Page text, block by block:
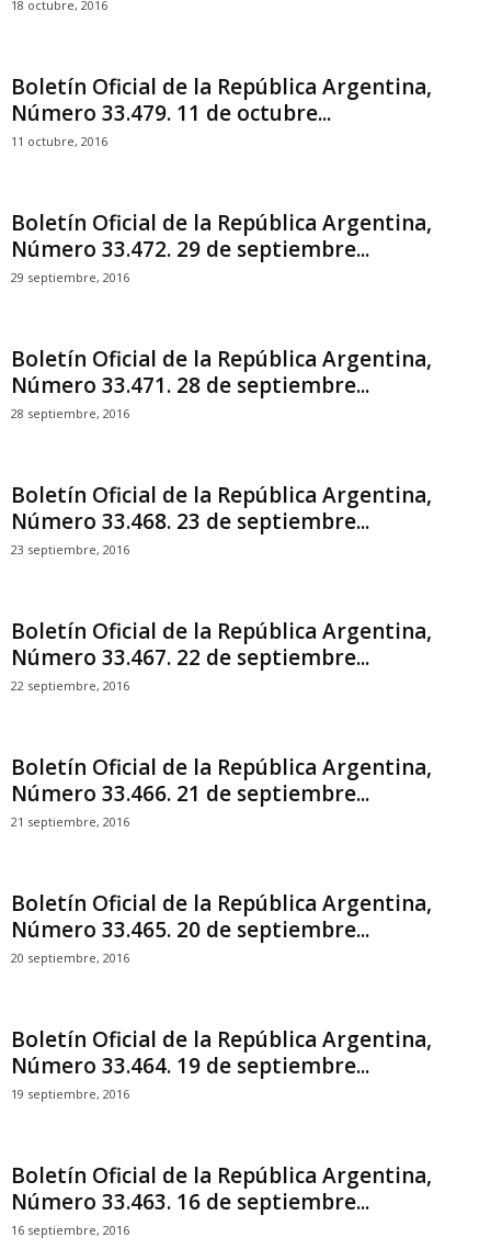
18 octubre, 2016
Boletín Oficial de la República Argentina,
Número 33.479. 11 de octubre...
11 octubre, 2016
Boletín Oficial de la República Argentina,
Número 33.472. 29 de septiembre...
29 septiembre, 2016
Boletín Oficial de la República Argentina,
Número 33.471. 28 de septiembre...
28 septiembre, 2016
Boletín Oficial de la República Argentina,
Número 33.468. 23 de septiembre...
23 septiembre, 2016
Boletín Oficial de la República Argentina,
Número 33.467. 22 de septiembre...
22 septiembre, 2016
Boletín Oficial de la República Argentina,
Número 33.466. 21 de septiembre...
21 septiembre, 2016
Boletín Oficial de la República Argentina,
Número 33.465. 20 de septiembre...
20 septiembre, 2016
Boletín Oficial de la República Argentina,
Número 33.464. 19 de septiembre...
19 septiembre, 2016
Boletín Oficial de la República Argentina,
Número 33.463. 16 de septiembre...
16 septiembre, 2016